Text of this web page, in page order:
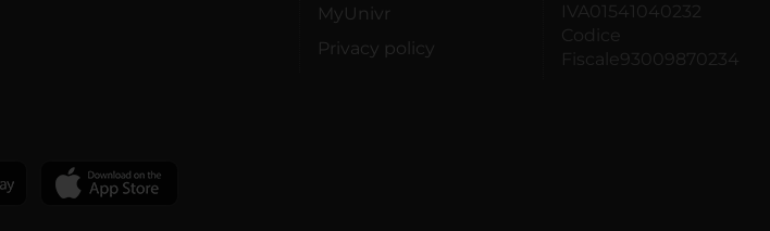
MyUnivr
Privacy policy
IVA01541040232
Codice
Fiscale93009870234